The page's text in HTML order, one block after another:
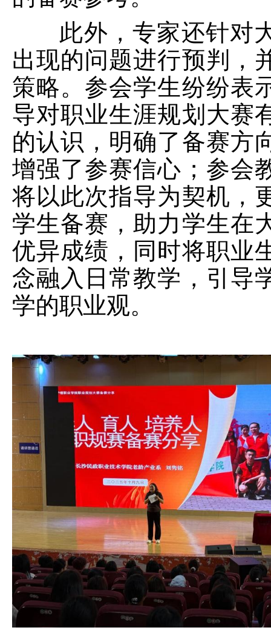
此外，专家还针对
出现的问题进行预判，
策略。参会学生纷纷表
导对职业生涯规划大赛
的认识，明确了备赛方
增强了参赛信心；参会
将以此次指导为契机，
学生备赛，助力学生在
优异成绩，同时将职业
念融入日常教学，引导
学的职业观。